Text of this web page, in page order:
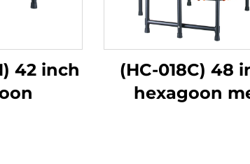
42 inch
(HC-018C) 48
hexagoon